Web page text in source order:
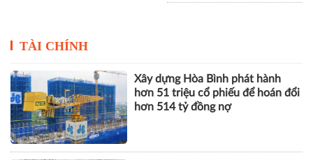
được vinh danh tại Dot
2026
Minh City Music Half
Marathon 2026
TÀI CHÍNH